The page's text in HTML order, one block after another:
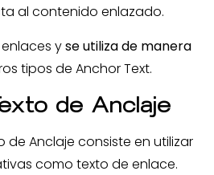
al contenido enlazado.
yse utiliza de manera
tipos de Anchor Text.
de Anclaje
de Anclaje consiste en utilizar
como texto de enlace.